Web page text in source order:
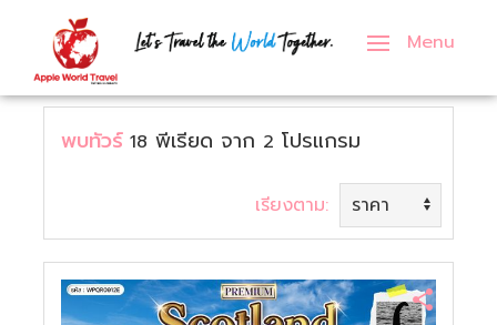
Menu
พบทัวร์ 18 พีเรียด จาก 2 โปรแกรม
เรียงตาม:
ภาคเหนือ
ภาคกลาง
ภาคตะวันตก
เอเชียทัวร์ญี่ปุ่น
ทัวร์เกาหลี
ทัวร์ตุรกี
ทัวร์ฝรั่งเศส
ทัวร์เยอรมัน
ทัวร์เดนมาร์ก
ทัวร์สหรัฐอเมริกา
ทัวร์อังกฤษ
กรุ๊ปครอบครัว
กรุ๊ปทัวร์องค์กร